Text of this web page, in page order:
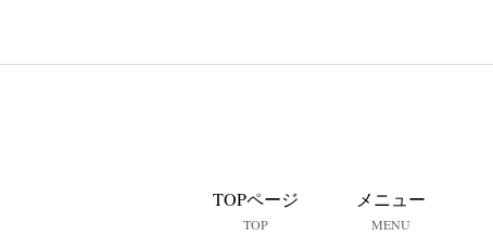
TOPページ
TOP
メニュー
MENU